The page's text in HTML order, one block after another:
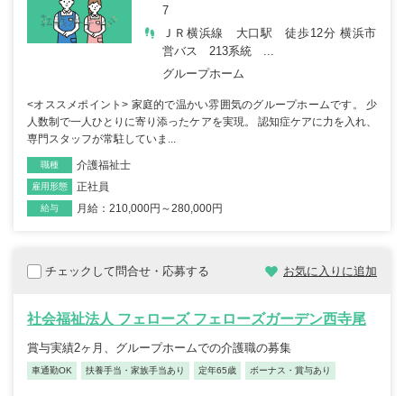
7
ＪＲ横浜線 大口駅 徒歩12分 横浜市
営バス 213系統 ...
グループホーム
<オススメポイント> 家庭的で温かい雰囲気のグループホームです。 少
人数制で一人ひとりに寄り添ったケアを実現。 認知症ケアに力を入れ、
専門スタッフが常駐していま...
職種 介護福祉士
雇用形態 正社員
給与 月給：210,000円～280,000円
チェックして問合せ・応募する お気に入りに追加
社会福祉法人 フェローズ フェローズガーデン西寺尾
賞与実績2ヶ月、グループホームでの介護職の募集
車通勤OK 扶養手当・家族手当あり 定年65歳 ボーナス・賞与あり